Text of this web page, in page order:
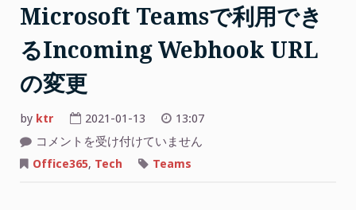
ー
ル
の
確
配
信”
Microsoft Teamsで利用でき
るIncoming Webhook URL
の変更
by ktr 2021-01-13
13:07
Microsoft
で
コメントを受け付けていません
Office365, Tech Teams